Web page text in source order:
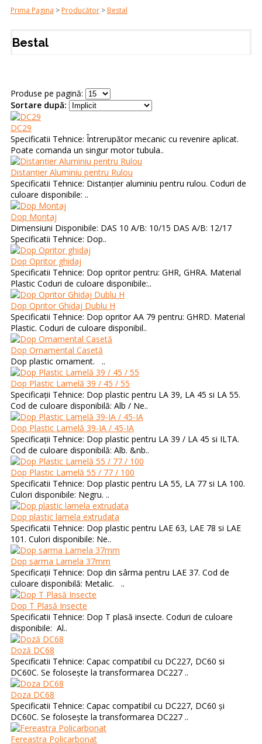
Prima Pagina > Producător > Bestal
Bestal
Produse pe pagină:
Sortare după:
DC29
Specificatii Tehnice: Întrerupător mecanic cu revenire aplicat.
Poate comanda un singur motor tubula..
Distanțier Aluminiu pentru Rulou
Specificatii Tehnice: Distanțier aluminiu pentru rulou. Coduri de
culoare disponibile: ..
Dop Montaj
Dimensiuni Disponibile: DAS 10 A/B: 10/15 DAS A/B: 12/17
Specificatii Tehnice: Dop..
Dop Opritor ghidaj
Specificatii Tehnice: Dop opritor pentru: GHR, GHRA. Material
Plastic Coduri de culoare disponibile:..
Dop Opritor Ghidaj Dublu H
Specificatii Tehnice: Dop opritor AA 79 pentru: GHRD. Material
Plastic. Coduri de culoare disponibil..
Dop Ornamental Casetă
Dop plastic ornament. ..
Dop Plastic Lamelă 39 / 45 / 55
Specificații Tehnice: Dop plastic pentru LA 39, LA 45 si LA 55.
Cod de culoare disponibilă: Alb / Ne..
Dop Plastic Lamelă 39-IA / 45-IA
Specificații Tehnice: Dop plastic pentru LA 39 / LA 45 si ILTA.
Cod de culoare disponibilă: Alb. &nb..
Dop Plastic Lamelă 55 / 77 / 100
Specificatii Tehnice: Dop plastic pentru LA 55, LA 77 si LA 100.
Culori disponibile: Negru. ..
Dop plastic lamela extrudata
Specificatii Tehnice: Dop plastic pentru LAE 63, LAE 78 si LAE
101. Culori disponibile: Ne..
Dop sarma Lamela 37mm
Specificații Tehnice: Dop din sârma pentru LAE 37. Cod de
culoare disponibilă: Metalic. ..
Dop T Plasă Insecte
Specificatii Tehnice: Dop T plasă insecte. Coduri de culoare
disponibile: Al..
Doză DC68
Specificatii Tehnice: Capac compatibil cu DC227, DC60 si
DC60C. Se folosește la transformarea DC227 ..
Doza DC68
Specificatii Tehnice: Capac compatibil cu DC227, DC60 și
DC60C. Se folosește la transformarea DC227 ..
Fereastra Policarbonat